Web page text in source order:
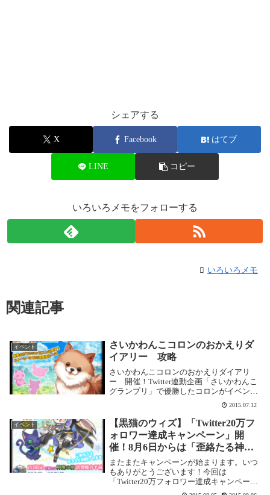
シェアする
X Facebook はてブ
LINE コピー
いろいろメモをフォローする
いろいろメモ
関連記事
イベント
さいかわんこコロンのおかえりダ
イアリー 攻略
さいかわんこコロンのおかえりダイアリ
ー 開催！Twitter連動企画「さいかわんこ
グランプリ」で優勝したコロンがイベント
クエストに登場です！開催期間2015年7月
27日 15:59までイベント概要6月24日「ク
イズRPG 魔法使いと黒猫のウ...
2015.07.12
イベント
【黒猫のウィズ】「Twitter20万フ
ォロワー達成キャンペーン」開
催！8月6日からは「歪絡たる神魔
の樹」の消費魔半減をはじめ、い
ろんなキャンペーンがめじろ押し
です！いつもありがとう！
またまたキャンペーンが始まります。いつ
もありがとうございます！今回は
「Twitter20万フォロワー達成キャンペー
ン」です。8月5日20時現在で分かっている